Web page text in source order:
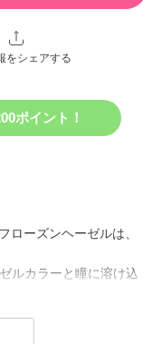
をシェアする
ポイント！
ローズンヘーゼルは、
ルカラーと瞳に溶け込